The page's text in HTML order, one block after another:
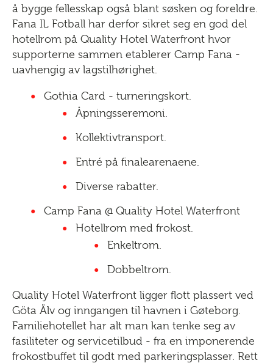
å bygge fellesskap også blant søsken og foreldre.
Fana IL Fotball har derfor sikret seg en god del
hotellrom på Quality Hotel Waterfront hvor
supporterne sammen etablerer Camp Fana -
uavhengig av lagstilhørighet.
Gothia Card - turneringskort.
Åpningsseremoni.
Kollektivtransport.
Entré på finalearenaene.
Diverse rabatter.
Camp Fana @ Quality Hotel Waterfront
Hotellrom med frokost.
Enkeltrom.
Dobbeltrom.
Quality Hotel Waterfront ligger flott plassert ved
Göta Älv og inngangen til havnen i Gøteborg.
Familiehotellet har alt man kan tenke seg av
fasiliteter og servicetilbud - fra en imponerende
frokostbuffet til godt med parkeringsplasser. Rett